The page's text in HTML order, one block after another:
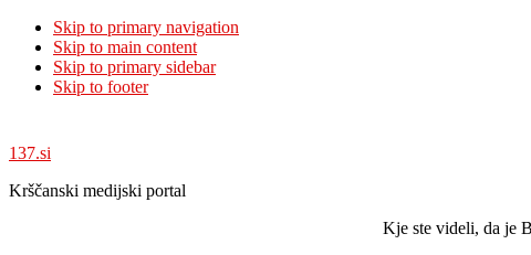
Skip to primary navigation
Skip to main content
Skip to primary sidebar
Skip to footer
137.si
Krščanski medijski portal
Kje ste videli, da je